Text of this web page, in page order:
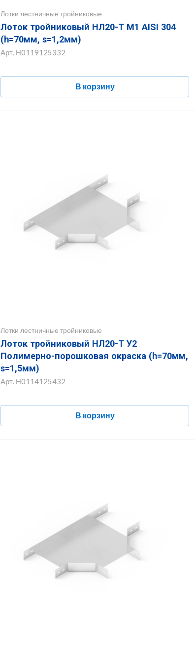
Лотки лестничные тройниковые
Лоток тройниковый НЛ20-Т М1 AISI 304
(h=70мм, s=1,2мм)
Арт. Н0119125332
В корзину
Лотки лестничные тройниковые
Лоток тройниковый НЛ20-Т У2
Полимерно-порошковая окраска (h=70мм,
s=1,5мм)
Арт. Н0114125432
В корзину